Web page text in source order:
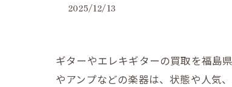
2025/12/13
ギターやエレキギターの買取を福島
やアンプなどの楽器は、状態や人気